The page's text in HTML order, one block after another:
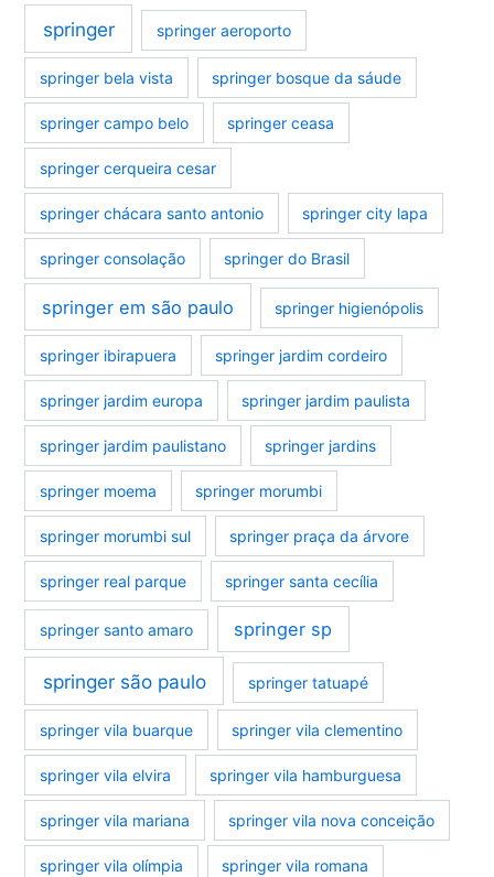
springer springer aeroporto
springer bela vista springer bosque da sáude
springer campo belo springer ceasa
springer cerqueira cesar
springer chácara santo antonio springer city lapa
springer consolação springer do Brasil
springer em são paulo springer higienópolis
springer ibirapuera springer jardim cordeiro
springer jardim europa springer jardim paulista
springer jardim paulistano springer jardins
springer moema springer morumbi
springer morumbi sul springer praça da árvore
springer real parque springer santa cecília
springer santo amaro springer sp
springer são paulo springer tatuapé
springer vila buarque springer vila clementino
springer vila elvira springer vila hamburguesa
springer vila mariana springer vila nova conceição
springer vila olímpia springer vila romana